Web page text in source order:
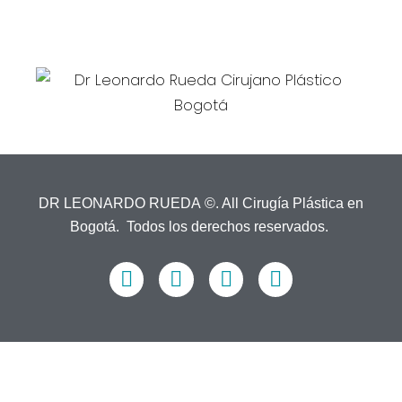
DR LEONARDO RUEDA ©. All Cirugía Plástica en
Bogotá. Todos los derechos reservados.